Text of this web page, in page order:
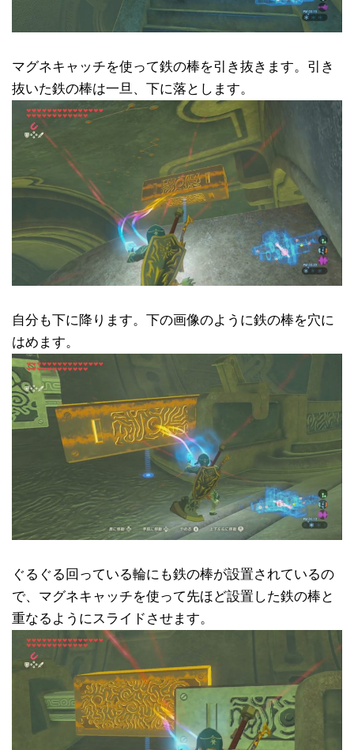
マグネキャッチを使って鉄の棒を引き抜きます。引き
抜いた鉄の棒は一旦、下に落とします。
自分も下に降ります。下の画像のように鉄の棒を穴に
はめます。
ぐるぐる回っている輪にも鉄の棒が設置されているの
で、マグネキャッチを使って先ほど設置した鉄の棒と
重なるようにスライドさせます。